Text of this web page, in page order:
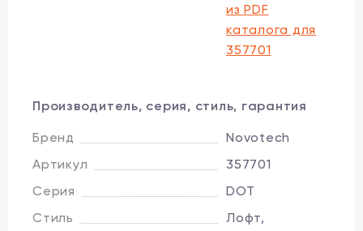
из PDF
каталога для
357701
Производитель, серия, стиль, гарантия
Бренд
Novotech
Артикул
357701
Серия
DOT
Стиль
Лофт,